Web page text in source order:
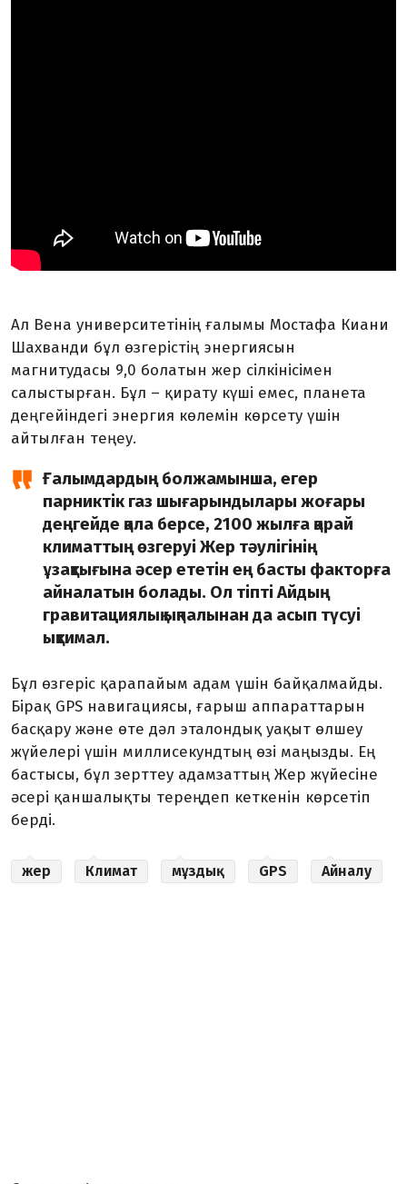
Ал Вена университетінің ғалымы Мостафа Киани
Шахванди бұл өзгерістің энергиясын
магнитудасы 9,0 болатын жер сілкінісімен
салыстырған. Бұл – қирату күші емес, планета
деңгейіндегі энергия көлемін көрсету үшін
айтылған теңеу.
Ғалымдардың болжамынша, егер
парниктік газ шығарындылары жоғары
деңгейде қала берсе, 2100 жылға қарай
климаттың өзгеруі Жер тәулігінің
ұзақтығына әсер ететін ең басты факторға
айналатын болады. Ол тіпті Айдың
гравитациялық ықпалынан да асып түсуі
ықтимал.
Бұл өзгеріс қарапайым адам үшін байқалмайды.
Бірақ GPS навигациясы, ғарыш аппараттарын
басқару және өте дәл эталондық уақыт өлшеу
жүйелері үшін миллисекундтың өзі маңызды. Ең
бастысы, бұл зерттеу адамзаттың Жер жүйесіне
әсері қаншалықты тереңдеп кеткенін көрсетіп
берді.
жер Климат мұздық GPS Айналу